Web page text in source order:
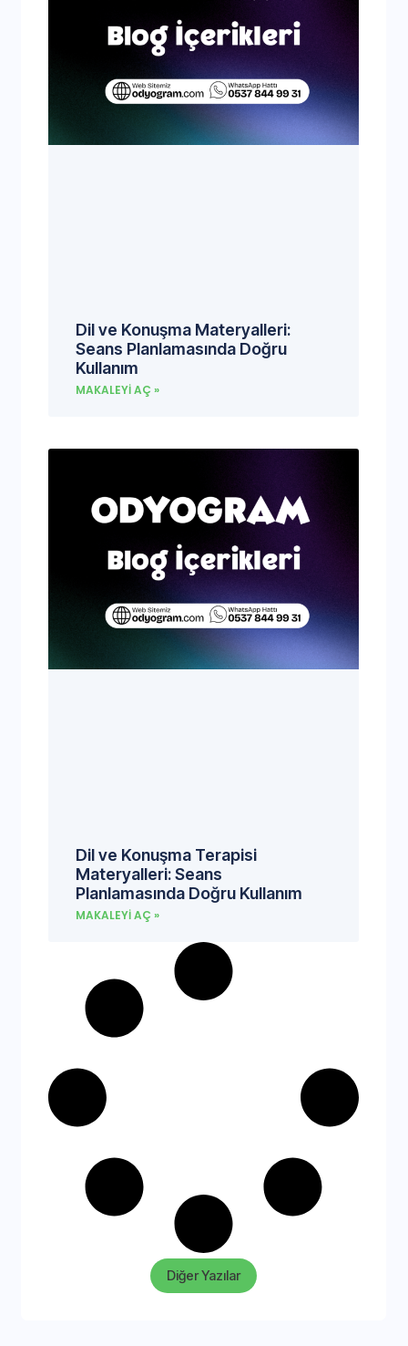
Dil ve Konuşma Materyalleri:
Seans Planlamasında Doğru
Kullanım
MAKALEYI AÇ »
Dil ve Konuşma Terapisi
Materyalleri: Seans
Planlamasında Doğru Kullanım
MAKALEYI AÇ »
Diğer Yazılar